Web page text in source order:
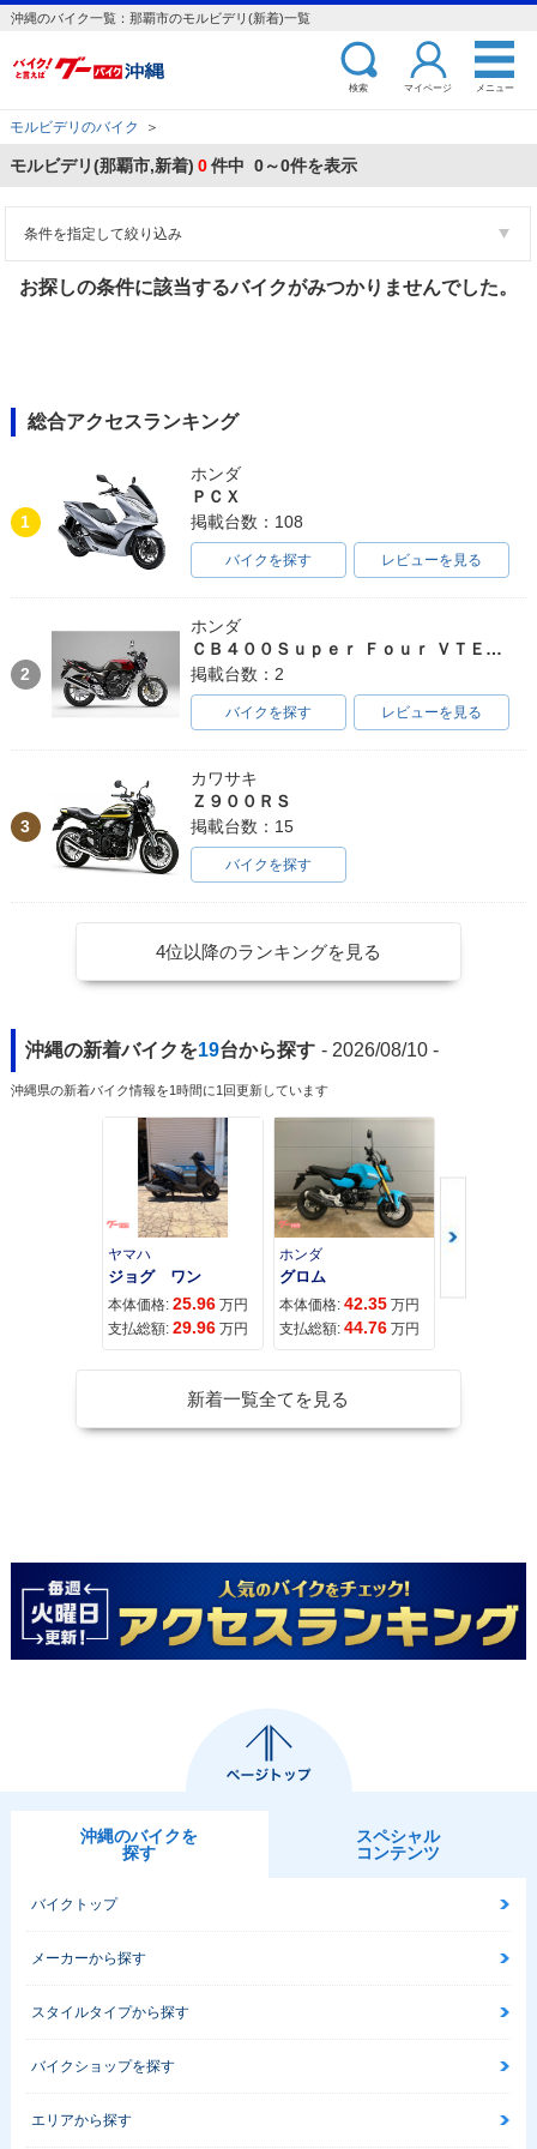
沖縄のバイク一覧：那覇市のモルビデリ(新着)一覧
検索 マイページ メニュー
モルビデリのバイク ＞
モルビデリ(那覇市,新着) 0件中 0～0件を表示
条件を指定して絞り込み
お探しの条件に該当するバイクがみつかりませんでした。
総合アクセスランキング
1
ホンダ
ＰＣＸ
掲載台数：108
バイクを探す レビューを見る
2
ホンダ
ＣＢ４００Ｓｕｐｅｒ Ｆｏｕｒ ＶＴＥＣ ＳＰＥＣ３
掲載台数：2
バイクを探す レビューを見る
3
カワサキ
Ｚ９００ＲＳ
掲載台数：15
バイクを探す
4位以降のランキングを見る
沖縄の新着バイクを19台から探す - 2026/08/10 -
沖縄県の新着バイク情報を1時間に1回更新しています
ヤマハ
ジョグ ワン
本体価格: 25.96 万円
支払総額: 29.96 万円
ホンダ
グロム
本体価格: 42.35 万円
支払総額: 44.76 万円
新着一覧全てを見る
沖縄のバイクを
探す
スペシャル
コンテンツ
バイクトップ
メーカーから探す
スタイルタイプから探す
バイクショップを探す
エリアから探す